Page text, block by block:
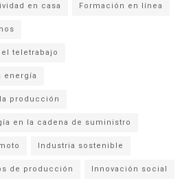
en casa Formación en línea
teletrabajo
energía
producción
en la cadena de suministro
Industria sostenible
de producción Innovación social